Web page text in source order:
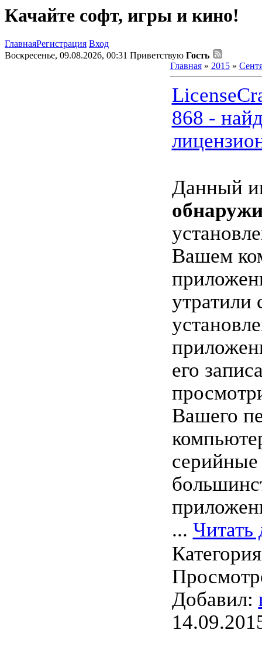
Качайте софт, игры и кино!
ГлавнаяРегистрация Вход
Воскресенье, 09.08.2026, 00:31 Приветствую Гость
Главная» 2015 »
868 -
Данный
Вашем
утратили
его
Вашего
... Читать
Добавил: